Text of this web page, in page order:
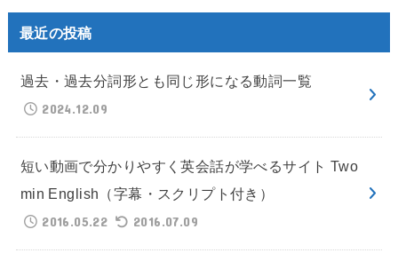
最近の投稿
過去・過去分詞形とも同じ形になる動詞一覧
2024.12.09
短い動画で分かりやすく英会話が学べるサイト Two
min English（字幕・スクリプト付き）
2016.05.22
2016.07.09